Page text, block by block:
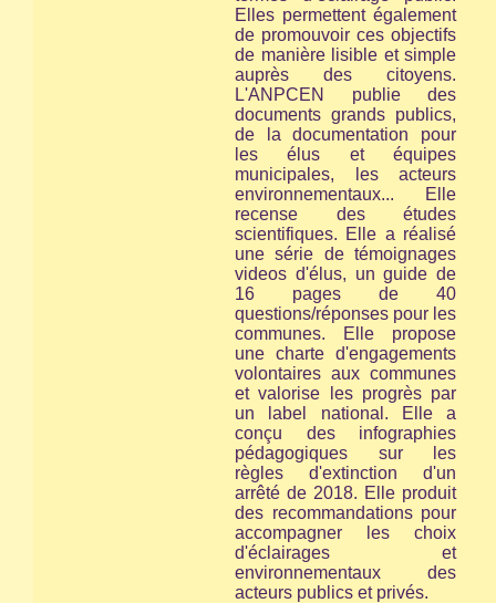
Elles permettent également
de promouvoir ces objectifs
de manière lisible et simple
auprès des citoyens.
L'ANPCEN publie des
documents grands publics,
de la documentation pour
les élus et équipes
municipales, les acteurs
environnementaux... Elle
recense des études
scientifiques. Elle a réalisé
une série de témoignages
videos d'élus, un guide de
16 pages de 40
questions/réponses pour les
communes. Elle propose
une charte d'engagements
volontaires aux communes
et valorise les progrès par
un label national. Elle a
conçu des infographies
pédagogiques sur les
règles d'extinction d'un
arrêté de 2018. Elle produit
des recommandations pour
accompagner les choix
d'éclairages et
environnementaux des
acteurs publics et privés.